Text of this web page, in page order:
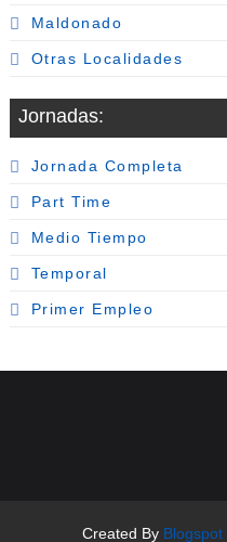
Maldonado
Otras Localidades
Jornadas:
Jornada Completa
Part Time
Medio Tiempo
Temporal
Primer Empleo
Created By Blogspot